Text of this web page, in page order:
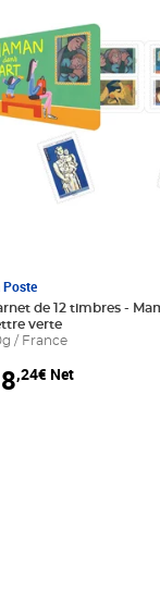
panier
Poste
de 12 timbres -
verte
/ France
,24€ Net